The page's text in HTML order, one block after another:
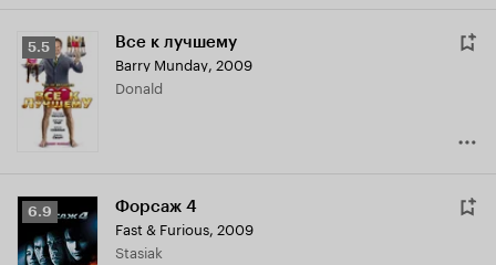
Рейтинг
Кинопоиска
5.5
5.5 Все к лучшему
Barry Munday, 2009
Donald
Рейтинг
Кинопоиска
6.9
6.9 Форсаж 4
Fast & Furious, 2009
Stasiak